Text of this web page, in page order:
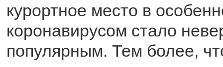
курортное место в
коронавирусом стало
популярным. Тем более,